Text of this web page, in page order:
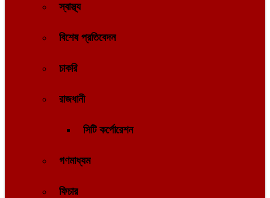
স্বাস্থ্য
বিশেষ প্রতিবেদন
চাকরি
রাজধানী
সিটি কর্পোরেশন
গণমাধ্যম
ফিচার